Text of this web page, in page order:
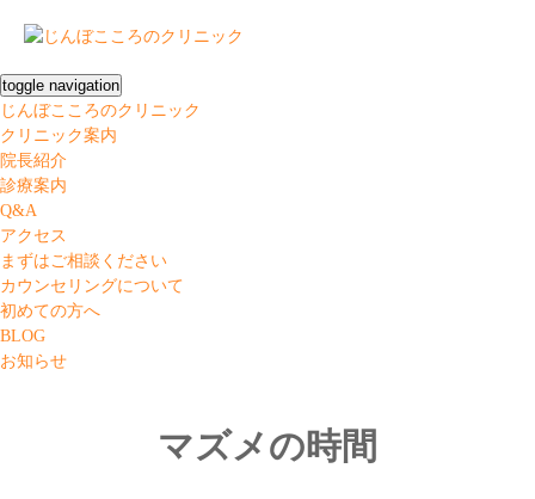
toggle navigation
じんぼこころのクリニック
クリニック案内
院長紹介
診療案内
Q&A
アクセス
まずはご相談ください
カウンセリングについて
初めての方へ
BLOG
お知らせ
マズメの時間